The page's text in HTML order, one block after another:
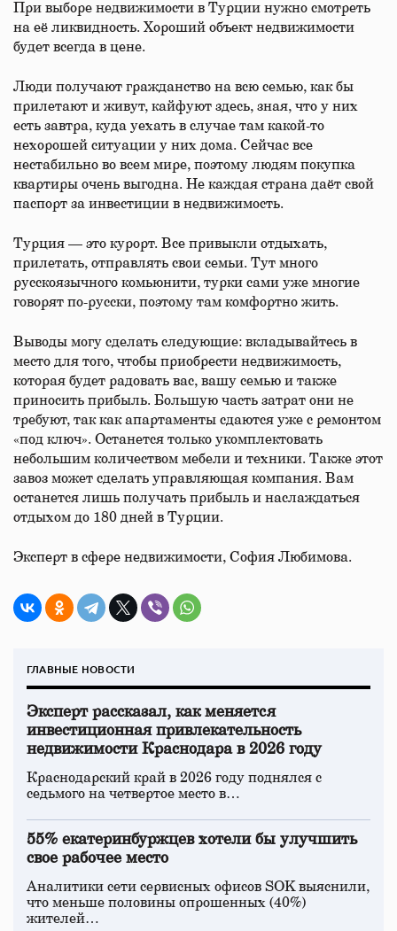
При выборе недвижимости в Турции нужно смотреть
на её ликвидность. Хороший объект недвижимости
будет всегда в цене.
Люди получают гражданство на всю семью, как бы
прилетают и живут, кайфуют здесь, зная, что у них
есть завтра, куда уехать в случае там какой-то
нехорошей ситуации у них дома. Сейчас все
нестабильно во всем мире, поэтому людям покупка
квартиры очень выгодна. Не каждая страна даёт свой
паспорт за инвестиции в недвижимость.
Турция — это курорт. Все привыкли отдыхать,
прилетать, отправлять свои семьи. Тут много
русскоязычного комьюнити, турки сами уже многие
говорят по-русски, поэтому там комфортно жить.
Выводы могу сделать следующие: вкладывайтесь в
место для того, чтобы приобрести недвижимость,
которая будет радовать вас, вашу семью и также
приносить прибыль. Большую часть затрат они не
требуют, так как апартаменты сдаются уже с ремонтом
«под ключ». Останется только укомплектовать
небольшим количеством мебели и техники. Также этот
завоз может сделать управляющая компания. Вам
останется лишь получать прибыль и наслаждаться
отдыхом до 180 дней в Турции.
Эксперт в сфере недвижимости, София Любимова.
ГЛАВНЫЕ НОВОСТИ
Эксперт рассказал, как меняется
инвестиционная привлекательность
недвижимости Краснодара в 2026 году
Краснодарский край в 2026 году поднялся с
седьмого на четвертое место в…
55% екатеринбуржцев хотели бы улучшить
свое рабочее место
Аналитики сети сервисных офисов SOK выяснили,
что меньше половины опрошенных (40%)
жителей…